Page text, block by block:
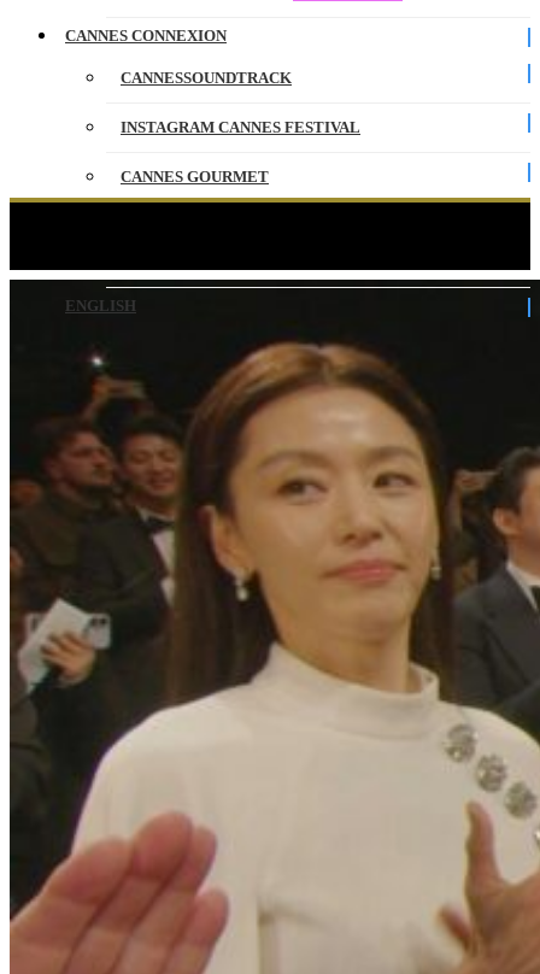
CANNES CONNEXION
CANNESSOUNDTRACK
INSTAGRAM CANNES FESTIVAL
CANNES GOURMET
ENGLISH